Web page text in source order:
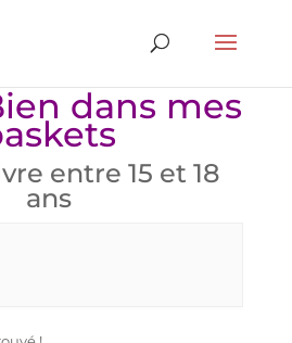
dans mes
entre 15 et 18
ans